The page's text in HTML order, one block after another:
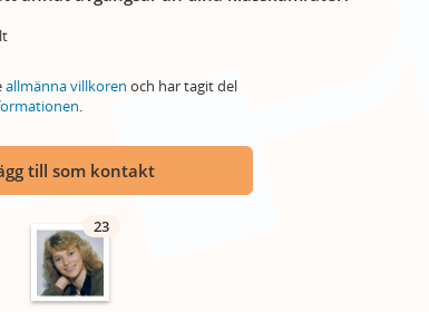
allmänna villkoren och har tagit del
.
till som kontakt
23